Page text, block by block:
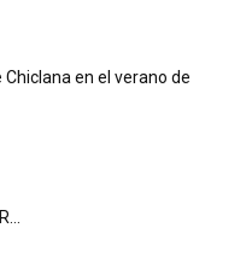
Chiclana en el verano de